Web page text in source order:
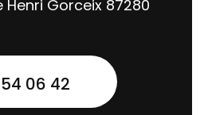
Henri Gorceix 87280
06 42